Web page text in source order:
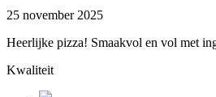
25 november 2025
Heerlijke pizza! Smaakvol en vol met
Kwaliteit